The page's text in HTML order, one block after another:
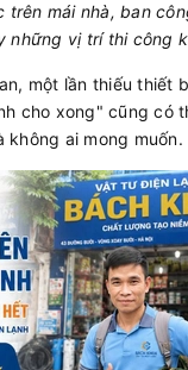
trên mái nhà, ban
những vị trí thi công
một lần thiếu thiết
cho xong" cũng có
không ai mong muốn.